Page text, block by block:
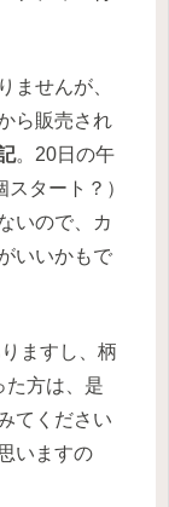
ませんが、
ら販売され
。20日の午
タート？）
いので、カ
いいかもで
ますし、柄
た方は、是
てください
いますの